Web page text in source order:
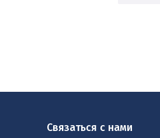
Связаться с нами